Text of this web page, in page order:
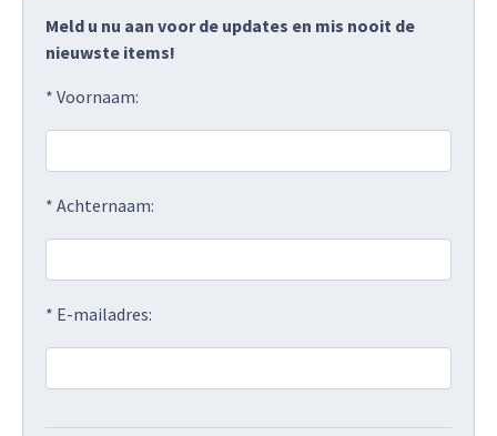
Meld u nu aan voor de updates en mis nooit de
nieuwste items!
* Voornaam:
* Achternaam:
* E-mailadres: